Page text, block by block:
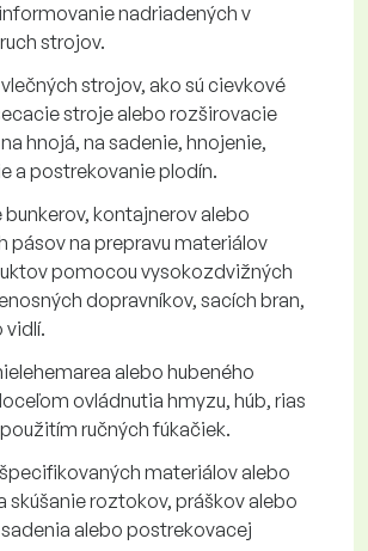
nadriadených v
strojov.
strojov, ako sú cievkové
stroje alebo rozširovacie
hnojá, na sadenie, hnojenie,
a postrekovanie plodín.
bunkerov, kontajnerov alebo
pásov na prepravu materiálov
pomocou vysokozdvižných
dopravníkov, sacích bran,
vidlí.
alebo hubeného
ovládnutia hmyzu, húb, rias
ručných fúkačiek.
materiálov alebo
skúšanie roztokov, práškov alebo
alebo postrekovacej